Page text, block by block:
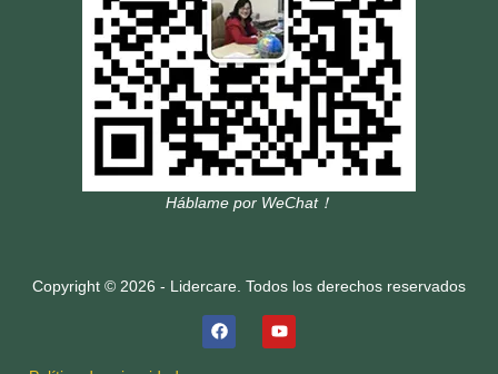
Háblame por WeChat！
Copyright © 2026 - Lidercare. Todos los derechos reservados